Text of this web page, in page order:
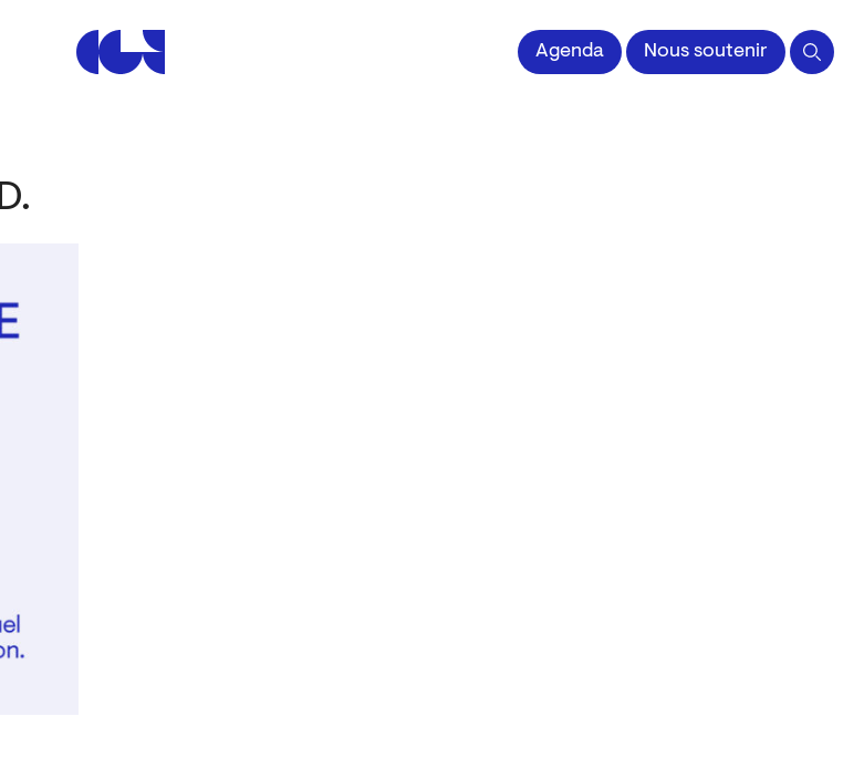
Centre de la Gravure et de l'Image impriméeAgenda Nous soutenir